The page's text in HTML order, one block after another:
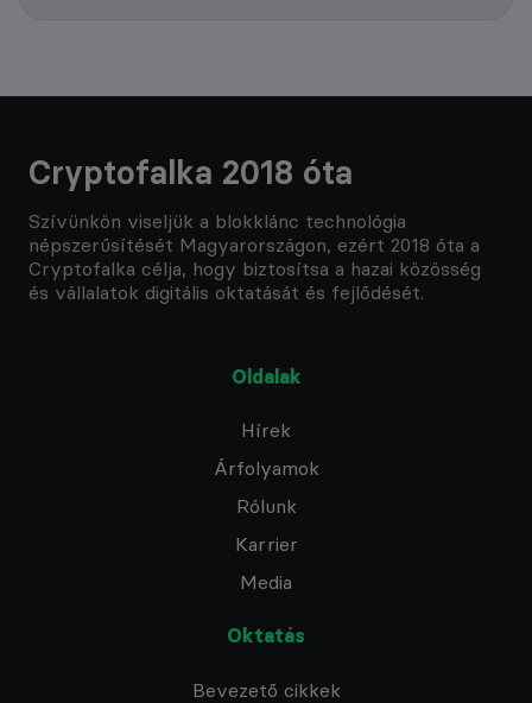
Cryptofalka 2018 óta
Szívünkön viseljük a blokklánc technológia
népszerűsítését Magyarországon, ezért 2018 óta a
Cryptofalka célja, hogy biztosítsa a hazai közösség
és vállalatok digitális oktatását és fejlődését.
Oldalak
Hírek
Árfolyamok
Rólunk
Karrier
Media
Oktatás
Bevezető cikkek